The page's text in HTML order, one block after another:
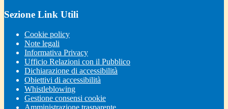
Sezione Link Utili
Cookie policy
Note legali
Informativa Privacy
Ufficio Relazioni con il Pubblico
Dichiarazione di accessibilità
Obiettivi di accessibilità
Whistleblowing
Gestione consensi cookie
Amministrazione trasparente